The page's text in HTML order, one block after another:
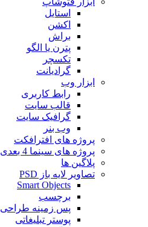
استایل
اکشن
براش
پترن یا الگو
تکسچر
گرادیانت
ابزار وب
رابط کاربری
قالب سایت
گرافیک سایت
وب بنر
پروژه های افترافکت
پروژه های سینما 4 بعدی
پلاگین ها
تصاویر لایه باز PSD
Smart Objects
برچسب
پس زمینه طراحی
پوستر تبلیغاتی